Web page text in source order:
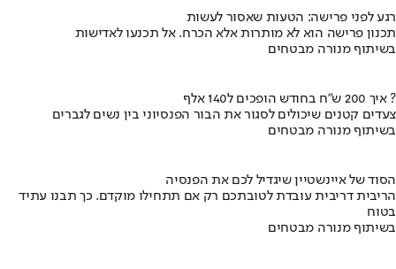
רגע לפני פרישה: הטעות שאסור לעשות
תכנון פרישה הוא לא מותרות אלא הכרח. אל תכנעו לאדישות
בשיתוף מנורה מבטחים
איך 200 ש"ח בחודש הופכים ל140 אלף ?
צעדים קטנים שיכולים לסגור את הבור הפנסיוני בין נשים לגברים
בשיתוף מנורה מבטחים
הסוד של איינשטיין שיגדיל לכם את הפנסיה
הריבית דריבית עובדת לטובתכם רק אם תתחילו מוקדם. כך תבנו עתיד
בטוח
בשיתוף מנורה מבטחים